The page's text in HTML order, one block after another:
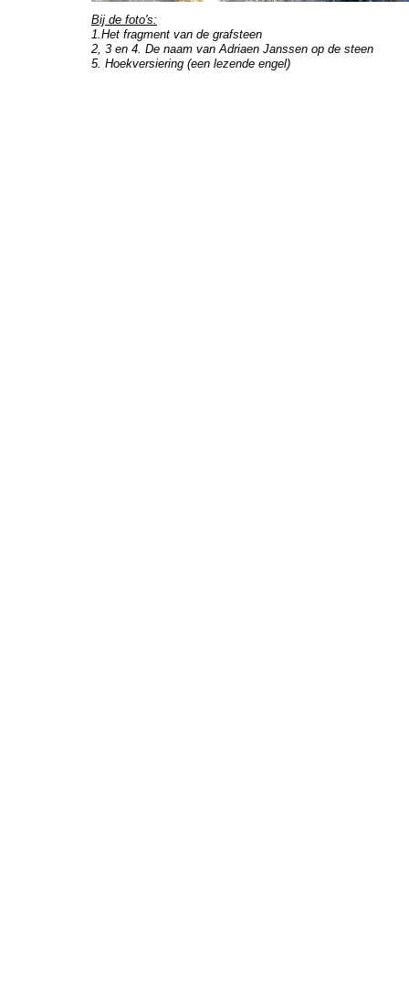
Bij de foto's:
1.Het fragment van de grafsteen
2, 3 en 4. De naam van Adriaen Janssen op de steen
5. Hoekversiering (een lezende engel)